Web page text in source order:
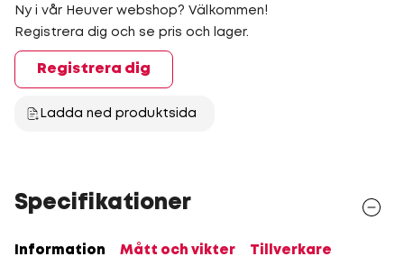
Ny i vår Heuver webshop? Välkommen!
Registrera dig och se pris och lager.
Registrera dig
Ladda ned produktsida
Specifikationer
Information Mått och vikter Tillverkare